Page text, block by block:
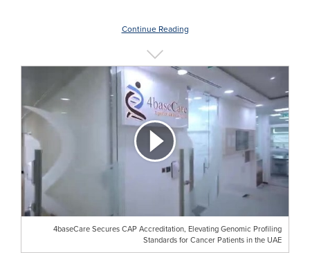
Continue Reading
4baseCare Secures CAP Accreditation, Elevating Genomic Profiling
Standards for Cancer Patients in the UAE